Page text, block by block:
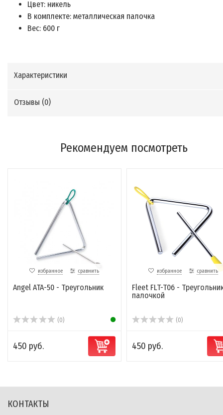
Цвет: никель
В комплекте: металлическая палочка
Вес: 600 г
Характеристики
Отзывы (0)
Рекомендуем посмотреть
избранное сравнить
Angel ATA-50 - Треугольник
(0)
450 руб.
избранное сравнить
Fleet FLT-T06 -
палочкой
(0)
450 руб.
КОНТАКТЫ